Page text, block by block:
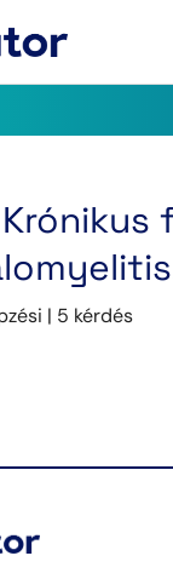
Krónikus
| 5 kérdés